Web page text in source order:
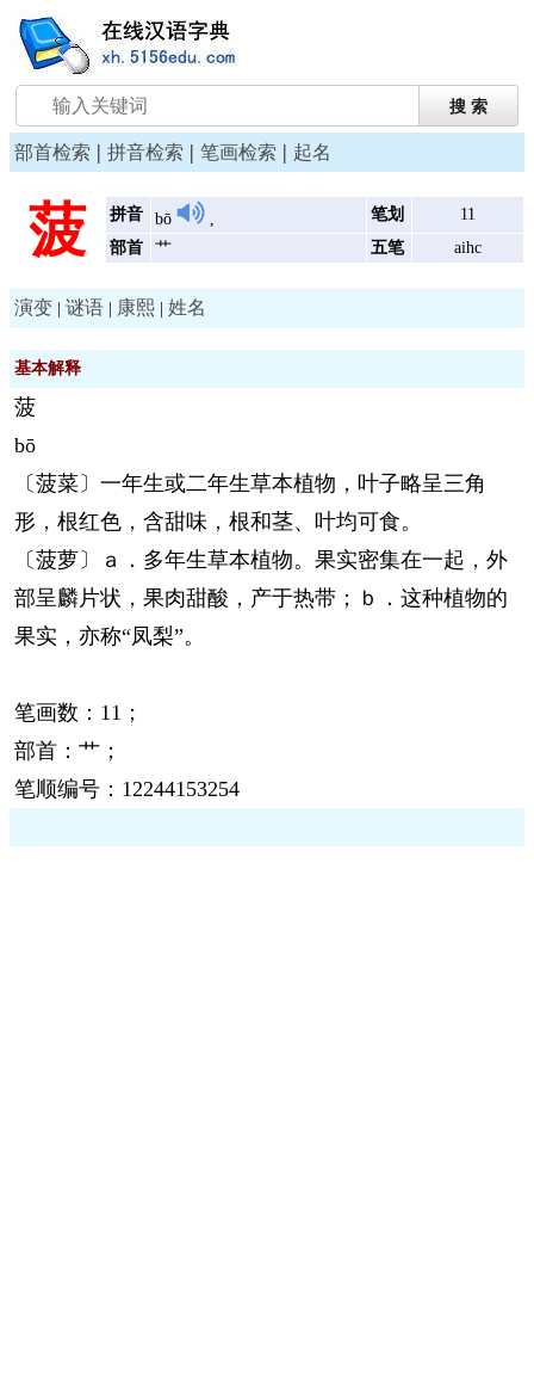
部首检索 | 拼音检索 | 笔画检索 | 起名
菠 拼音 bō , 笔划
11
部首
艹 五笔 aihc
演变 谜语 康熙 姓名
基本解释
菠
bō
〔菠菜〕一年生或二年生草本植物，叶子略呈三角
形，根红色，含甜味，根和茎、叶均可食。
〔菠萝〕ａ．多年生草本植物。果实密集在一起，外
部呈麟片状，果肉甜酸，产于热带；ｂ．这种植物的
果实，亦称“凤梨”。
笔画数：11；
部首：艹；
笔顺编号：12244153254